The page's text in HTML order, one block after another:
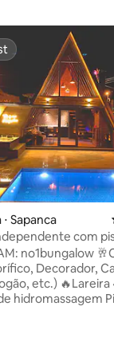
de 5, 105
Sapanca
com
Nº 1
🥂Cozinha
Decorador,
etc.) 🔥Lareira
hidromassagem